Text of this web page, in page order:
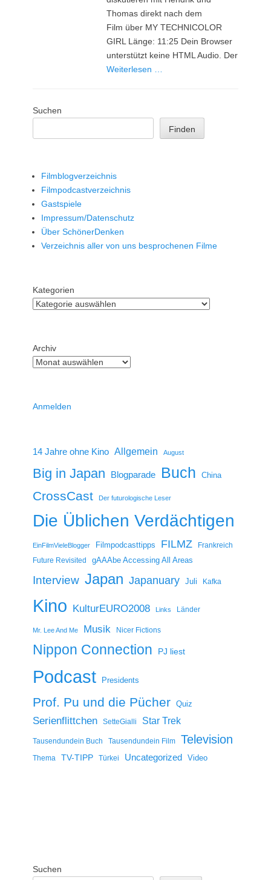
Thomas direkt nach dem
Film über MY TECHNICOLOR
GIRL Länge: 11:25 Dein Browser
unterstützt keine HTML Audio. Der
Weiterlesen …
Suchen
Finden
Filmblogverzeichnis
Filmpodcastverzeichnis
Gastspiele
Impressum/Datenschutz
Über SchönerDenken
Verzeichnis aller von uns besprochenen Filme
Kategorien
Archiv
Anmelden
14 Jahre ohne Kino Allgemein August
Big in Japan Blogparade Buch China
CrossCast Der futurologische Leser
Die Üblichen Verdächtigen
EinFilmVieleBlogger Filmpodcasttipps FILMZ
Frankreich
Future Revisited
gAAAbe Accessing All Areas
Interview Japan Japanuary Juli Kafka
Kino KulturEURO2008 Links Länder
Mr. Lee And Me Musik Nicer Fictions
Nippon Connection PJ liest
Podcast Presidents
Prof. Pu und die Pücher Quiz
Serienflittchen SetteGialli Star Trek
Tausendundein Buch Tausendundein Film Television
Thema TV-TIPP Türkei Uncategorized Video
Suchen